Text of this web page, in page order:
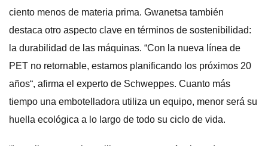
ciento menos de materia prima. Gwanetsa también
destaca otro aspecto clave en términos de sostenibilidad:
la durabilidad de las máquinas. “Con la nueva línea de
PET no retornable, estamos planificando los próximos 20
años“, afirma el experto de Schweppes. Cuanto más
tiempo una embotelladora utiliza un equipo, menor será su
huella ecológica a lo largo de todo su ciclo de vida.